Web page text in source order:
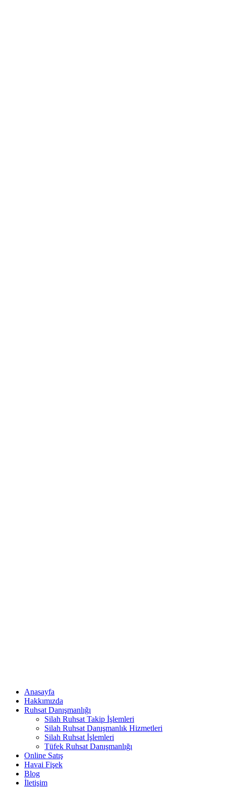
Anasayfa
Hakkımızda
Ruhsat Danışmanlığı
Silah Ruhsat Takip İşlemleri
Silah Ruhsat Danışmanlık Hizmetleri
Silah Ruhsat İşlemleri
Tüfek Ruhsat Danışmanlığı
Online Satış
Havai Fişek
Blog
İletişim